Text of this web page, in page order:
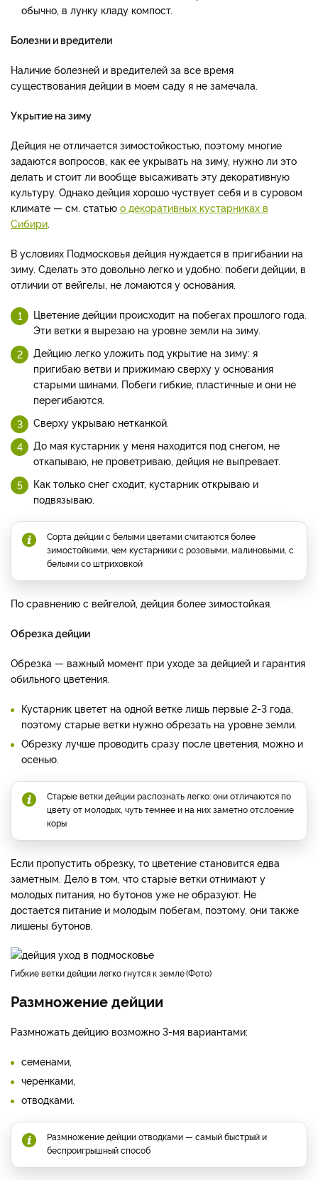
обычно, в лунку кладу компост.
Болезни и вредители
Наличие болезней и вредителей за все время
существования дейции в моем саду я не замечала.
Укрытие на зиму
Дейция не отличается зимостойкостью, поэтому многие
задаются вопросов, как ее укрывать на зиму, нужно ли это
делать и стоит ли вообще высаживать эту декоративную
культуру. Однако дейция хорошо чуствует себя и в суровом
климате — см. статью о декоративных кустарниках в
Сибири
В условиях Подмосковья дейция нуждается в пригибании на
зиму. Сделать это довольно легко и удобно: побеги дейции, в
отличии от вейгелы, не ломаются у основания.
Цветение дейции происходит на побегах прошлого года.
Эти ветки я вырезаю на уровне земли на зиму.
Дейцию легко уложить под укрытие на зиму: я
пригибаю ветви и прижимаю сверху у основания
старыми шинами. Побеги гибкие, пластичные и они не
перегибаются.
Сверху укрываю нетканкой.
До мая кустарник у меня находится под снегом, не
откапываю, не проветриваю, дейция не выпревает.
Как только снег сходит, кустарник открываю и
подвязываю.
Сорта дейции с белыми цветами считаются более
зимостойкими, чем кустарники с розовыми, малиновыми, с
белыми со штриховкой
По сравнению с вейгелой, дейция более зимостойкая.
Обрезка дейции
Обрезка — важный момент при уходе за дейцией и гарантия
обильного цветения.
Кустарник цветет на одной ветке лишь первые 2-3 года,
поэтому старые ветки нужно обрезать на уровне земли.
Обрезку лучше проводить сразу после цветения, можно и
осенью.
Старые ветки дейции распознать легко: они отличаются по
цвету от молодых, чуть темнее и на них заметно отслоение
коры
Если пропустить обрезку, то цветение становится едва
заметным. Дело в том, что старые ветки отнимают у
молодых питания, но бутонов уже не образуют. Не
достается питание и молодым побегам, поэтому, они также
лишены бутонов.
Гибкие ветки дейции легко гнутся к земле Фото
Размножение дейции
Размножать дейцию возможно 3-мя вариантами:
семенами,
черенками,
отводками.
Размножение дейции отводками — самый быстрый и
беспроигрышный способ